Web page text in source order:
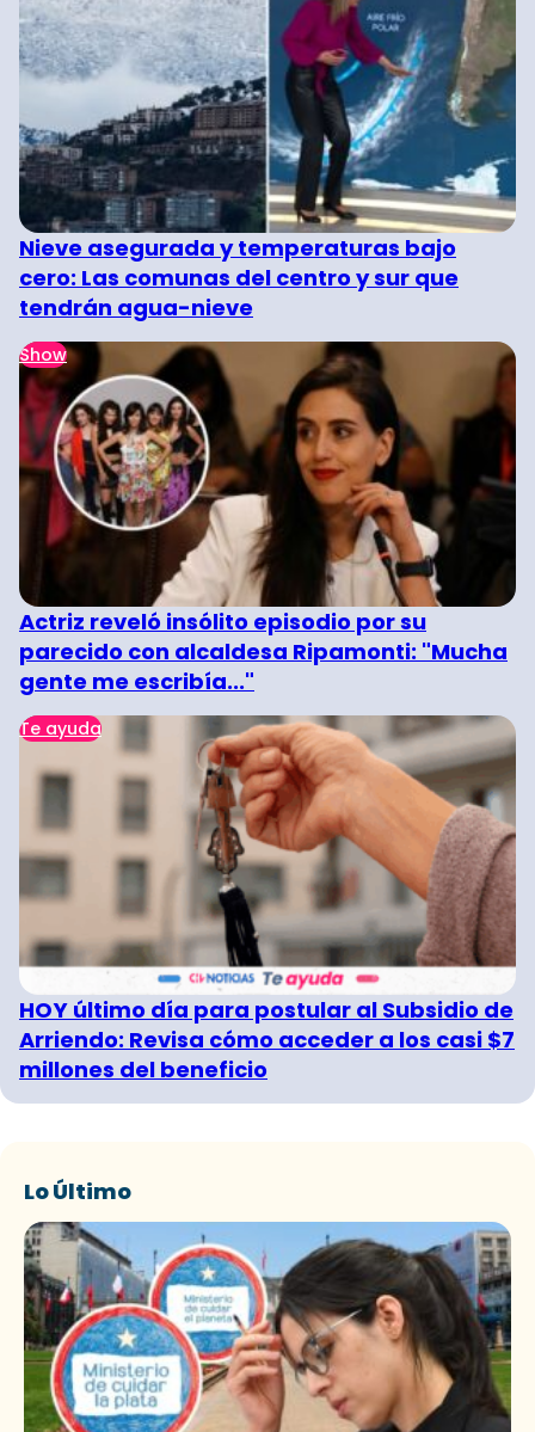
Nieve asegurada y temperaturas bajo
cero: Las comunas del centro y sur que
tendrán agua-nieve
Show
Actriz reveló insólito episodio por su
parecido con alcaldesa Ripamonti: "Mucha
gente me escribía..."
Te ayuda
HOY último día para postular al Subsidio de
Arriendo: Revisa cómo acceder a los casi $7
millones del beneficio
Lo Último